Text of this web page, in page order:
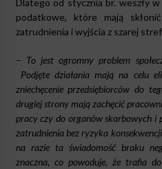
podatkowe, które mają
zatrudnienia i wyjścia z szarej
– To jest ogromny problem
Podjęte działania mają na celu
zniechęcenie przedsiębiorców do
drugiej strony mają zachęcić
pracy czy do organów skarbowych i
zatrudnienia bez ryzyka
na razie ta świadomość braku
znaczna, co powoduje, że trafia